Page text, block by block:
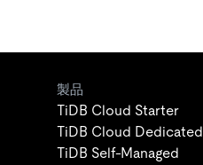
製品
TiDB Cloud Starter
TiDB Cloud Dedicated
TiDB Self-Managed